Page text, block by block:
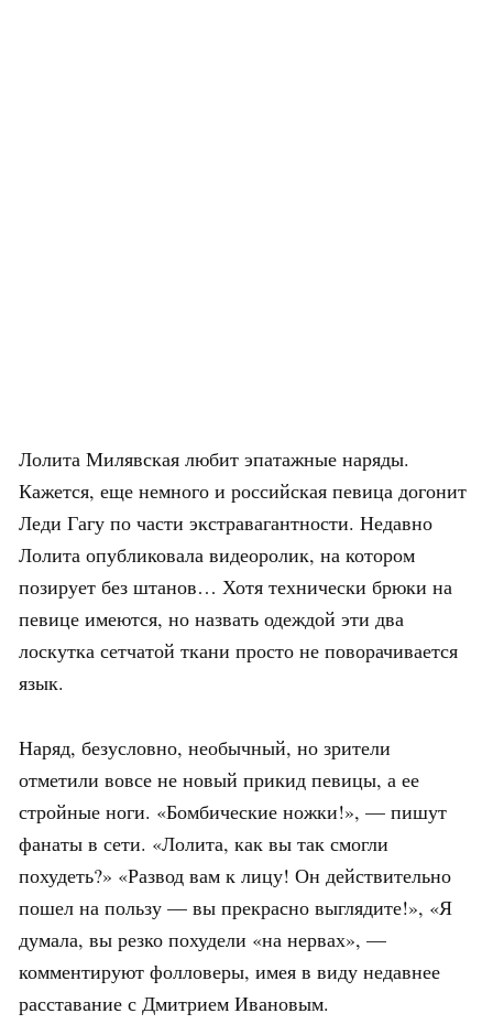
Лолита Милявская любит эпатажные наряды.
Кажется, еще немного и российская певица догонит
Леди Гагу по части экстравагантности. Недавно
Лолита опубликовала видеоролик, на котором
позирует без штанов… Хотя технически брюки на
певице имеются, но назвать одеждой эти два
лоскутка сетчатой ткани просто не поворачивается
язык.
Наряд, безусловно, необычный, но зрители
отметили вовсе не новый прикид певицы, а ее
стройные ноги. «Бомбические ножки!», — пишут
фанаты в сети. «Лолита, как вы так смогли
похудеть?» «Развод вам к лицу! Он действительно
пошел на пользу — вы прекрасно выглядите!», «Я
думала, вы резко похудели «на нервах», —
комментируют фолловеры, имея в виду недавнее
расставание с Дмитрием Ивановым.